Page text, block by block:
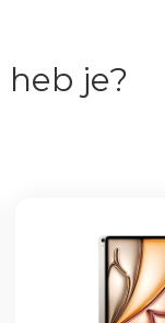
heb je?